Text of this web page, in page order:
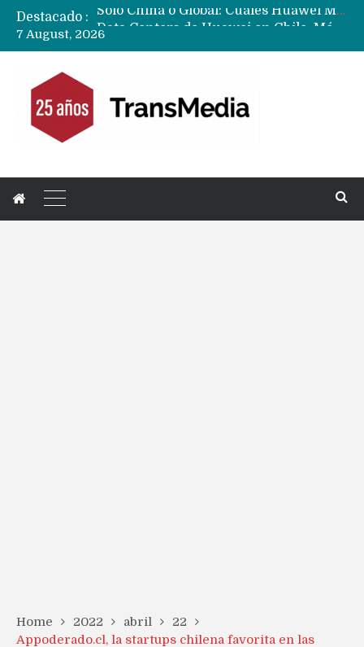
Destacado :
Data Centers de Huawei en Chile, México, Brasil,Perú y Argentina podrían verse afectados por arremetida de EE.UU
7 August, 2026
Home 2022 abril
22
Appoderado.cl, la startups chilena favorita en las